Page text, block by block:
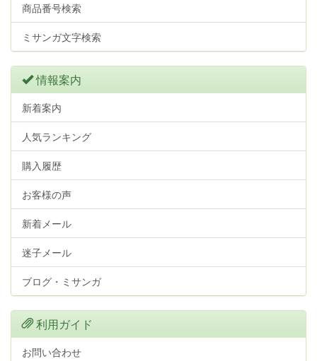
商品番号検索
ミサンガ文字検索
情報案内
新着案内
人気ランキング
購入履歴
お客様の声
新着メール
迷子メール
ブログ・ミサンガ
利用ガイド
お問い合わせ